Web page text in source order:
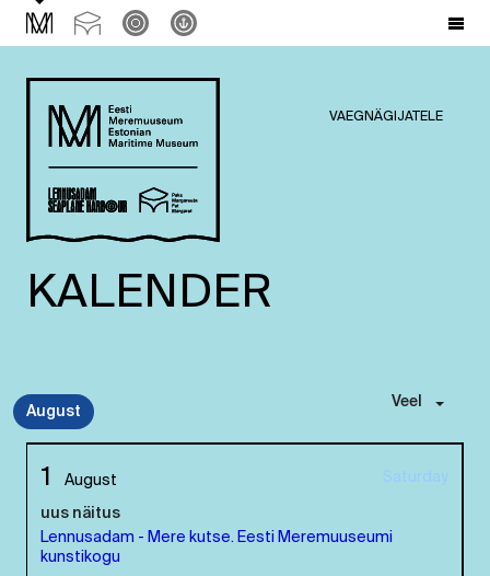
VAEGNÄGIJATELE
KALENDER
August
Veel
1 August Saturday
uus näitus
Lennusadam - Mere kutse. Eesti Meremuuseumi
kunstikogu